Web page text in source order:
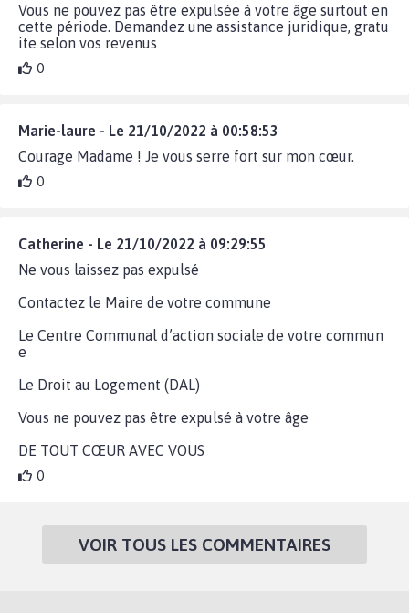
Vous ne pouvez pas être expulsée à votre âge surtout en
cette période. Demandez une assistance juridique, gratu
ite selon vos revenus
0
Marie-laure - Le 21/10/2022 à 00:58:53
Courage Madame ! Je vous serre fort sur mon cœur.
0
Catherine - Le 21/10/2022 à 09:29:55
Ne vous laissez pas expulsé
Contactez le Maire de votre commune
Le Centre Communal d’action sociale de votre commun
e
Le Droit au Logement (DAL)
Vous ne pouvez pas être expulsé à votre âge
DE TOUT CŒUR AVEC VOUS
0
VOIR TOUS LES COMMENTAIRES